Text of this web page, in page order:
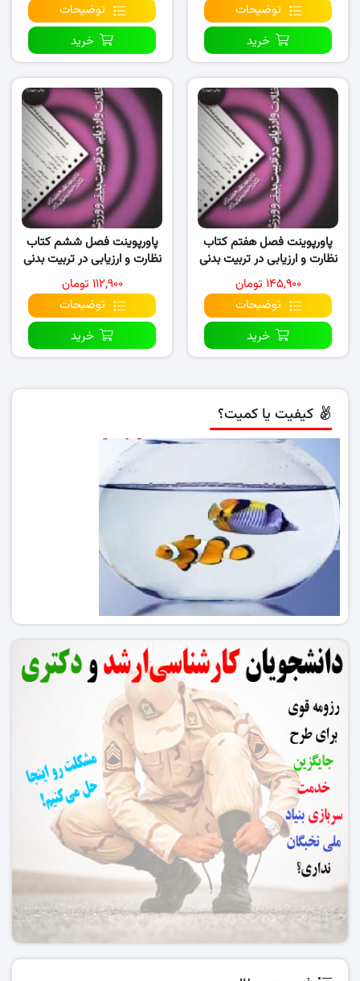
توضیحات
خرید
توضیحات
خرید
پاورپوینت فصل هفتم کتاب
نظارت و ارزیابی در تربیت بدنی
و ورزش
۱۴۵,۹۰۰ تومان
توضیحات
خرید
پاورپوینت فصل ششم کتاب
نظارت و ارزیابی در تربیت بدنی
و ورزش
۱۱۲,۹۰۰ تومان
توضیحات
خرید
کیفیت یا کمیت؟